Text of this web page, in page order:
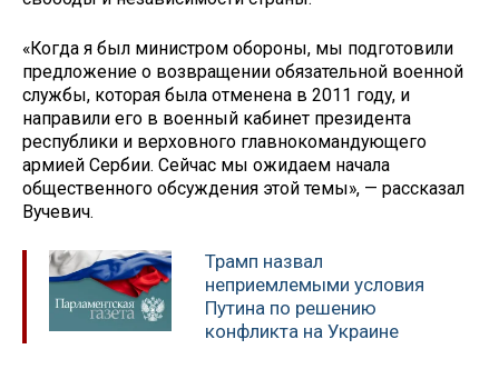
«Когда я был министром обороны, мы подготовили
предложение о возвращении обязательной военной
службы, которая была отменена в 2011 году, и
направили его в военный кабинет президента
республики и верховного главнокомандующего
армией Сербии. Сейчас мы ожидаем начала
общественного обсуждения этой темы», — рассказал
Вучевич.
Трамп назвал
неприемлемыми условия
Путина по решению
конфликта на Украине